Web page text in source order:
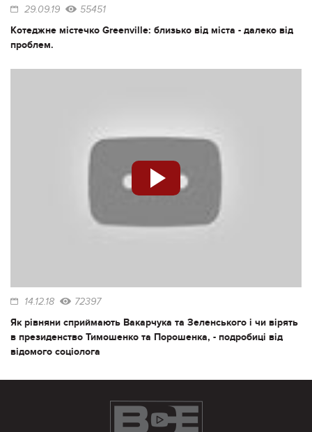
29.09.19 55451
Котеджне містечко Greenville: близько від міста - далеко від
проблем.
14.12.18 72397
Як рівняни сприймають Вакарчука та Зеленського і чи вірять
в президенство Тимошенко та Порошенка, - подробиці від
відомого соціолога